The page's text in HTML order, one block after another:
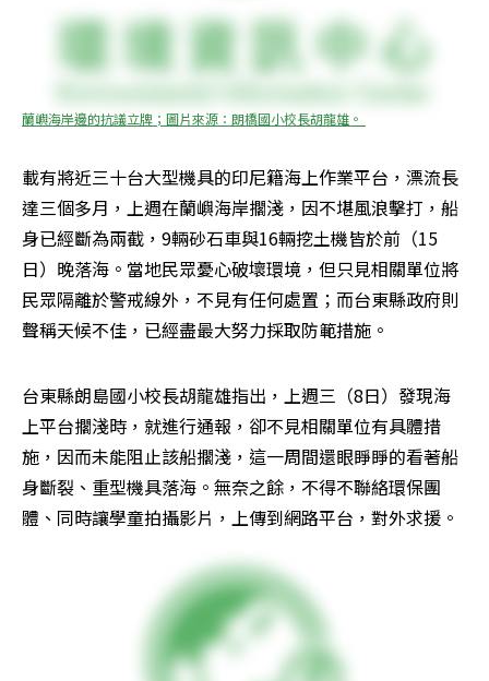
蘭嶼海岸邊的抗議立牌；圖片來源：朗橋國小校長胡龍雄。
載有將近三十台大型機具的印尼籍海上作業平台，漂流長
達三個多月，上週在蘭嶼海岸擱淺，因不堪風浪擊打，船
身已經斷為兩截，9輛砂石車與16輛挖土機皆於前（15
日）晚落海。當地民眾憂心破壞環境，但只見相關單位將
民眾隔離於警戒線外，不見有任何處置；而台東縣政府則
聲稱天候不佳，已經盡最大努力採取防範措施。
台東縣朗島國小校長胡龍雄指出，上週三（8日）發現海
上平台擱淺時，就進行通報，卻不見相關單位有具體措
施，因而未能阻止該船擱淺，這一周間還眼睜睜的看著船
身斷裂、重型機具落海。無奈之餘，不得不聯絡環保團
體、同時讓學童拍攝影片，上傳到網路平台，對外求援。